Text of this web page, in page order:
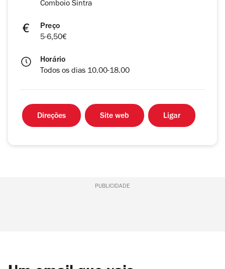
Comboio Sintra
Preço
5-6,50€
Horário
Todos os dias 10.00-18.00
Direções Site web Ligar
PUBLICIDADE